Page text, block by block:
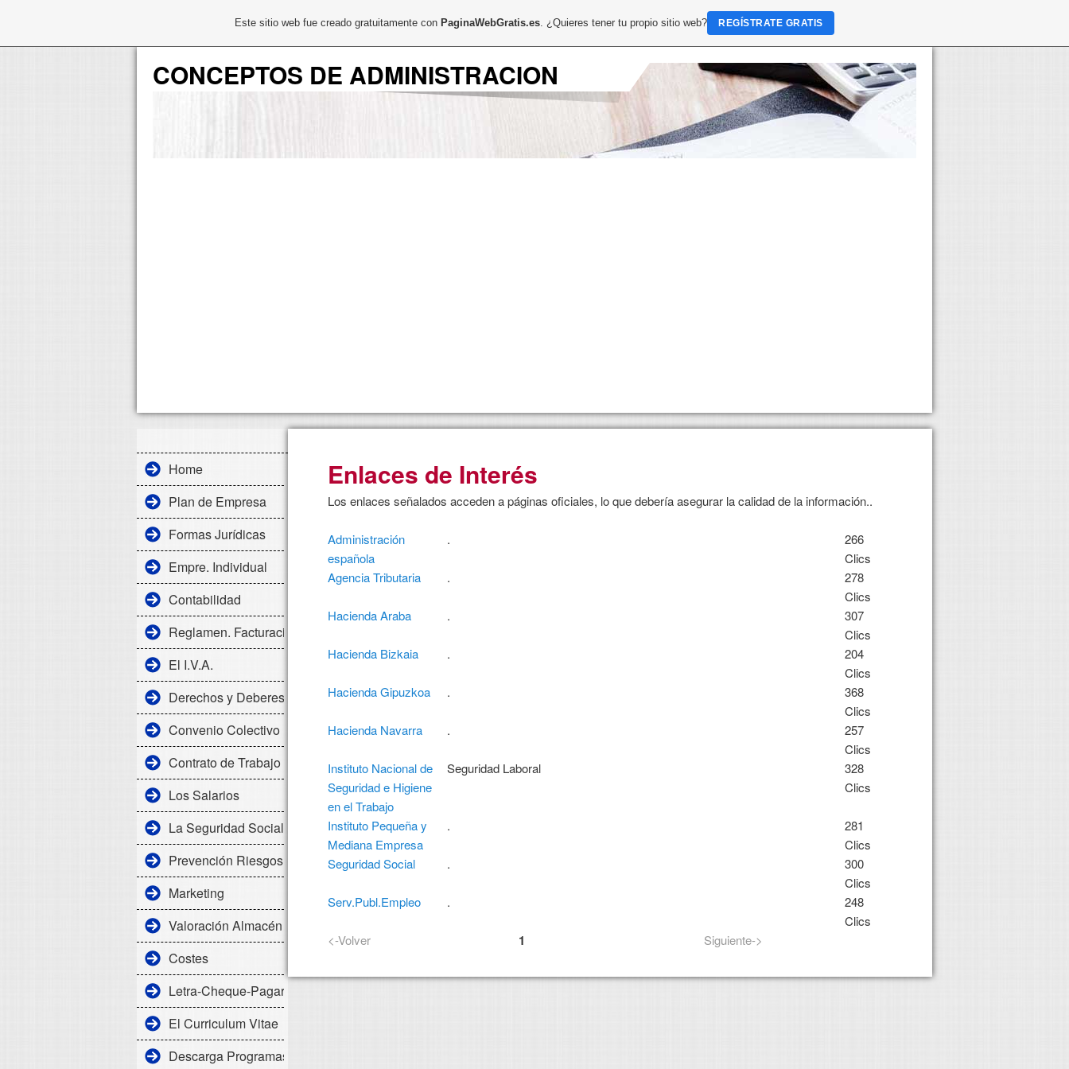
CONCEPTOS DE ADMINISTRACION
Home
Plan de Empresa
Formas Jurídicas
Empre. Individual
Contabilidad
Reglamen. Facturación
El I.V.A.
Derechos y Deberes Laborales
Convenio Colectivo
Contrato de Trabajo
Los Salarios
La Seguridad Social
Prevención Riesgos Laborales
Marketing
Valoración Almacén
Costes
Letra-Cheque-Pagaré
El Curriculum Vitae
Descarga Programas
Enlaces de Interés
Los enlaces señalados acceden a páginas oficiales, lo que debería asegurar la calidad de la información..
Administración
española
.
266
Clics
Agencia Tributaria
.
278
Clics
Hacienda Araba
.
307
Clics
Hacienda Bizkaia
.
204
Clics
Hacienda Gipuzkoa
.
368
Clics
Hacienda Navarra
.
257
Clics
Instituto Nacional de
Seguridad e Higiene
en el Trabajo
Seguridad Laboral
328
Clics
Instituto Pequeña y
Mediana Empresa
.
281
Clics
Seguridad Social
.
300
Clics
Serv.Publ.Empleo
.
248
Clics
<-Volver
1 Siguiente->
Este sitio web fue creado gratuitamente con PaginaWebGratis.es. ¿Quieres tener tu propio sitio web? REGÍSTRATE GRATIS